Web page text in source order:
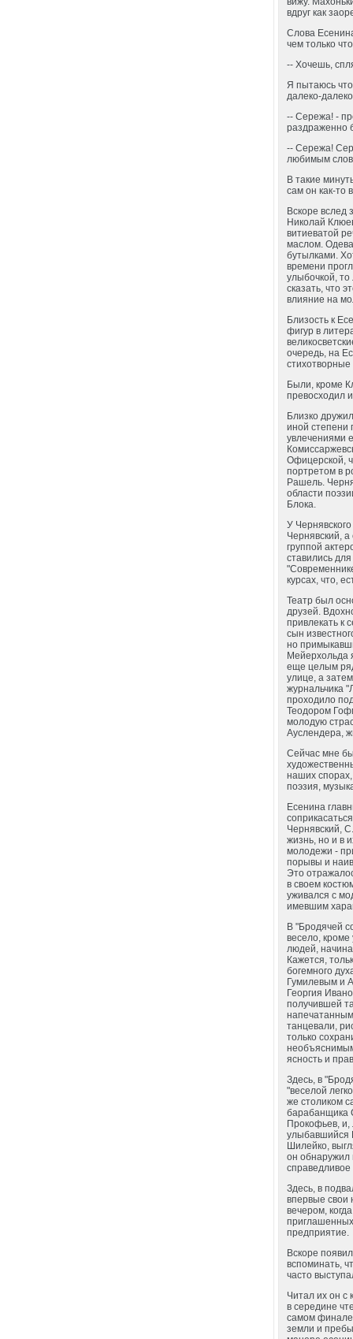
вдруг как
Слова
чем только
-- Хочешь,
Я пытаюсь
далеко-
-- Сережа! -
раздраженно
-- Сережа!
любимым
В такие
сам он как-то
Вскоре вслед
Николай
витиеватой
маслом.
бутылками.
времени
улыбочкой,
сказать, что
влияние на
Близость к
фигур в
очередь, на
Были, кроме
превосходил
Близко
иной степени
увлечениями
Офицерской,
портретом в
Рашель.
области
Блока.
У
Чернявский,
группой
ставились
курсах, что,
Театр был
друзей.
привлекать к
сын
но
Мейерхольда
еще целым
улице, а
журнальчика
проходило
Теодором
молодую
Ауслендера,
Сейчас мне
наших
поэзия,
Есенина
Чернявский,
жизнь, но и в
молодежи -
порывы и
Это
в своем
уживался с
имевшим
В "Бродячей
весело,
людей,
Кажется,
богемного
Гумилевым и
Георгия
получившей
танцевали,
только
ясность и
Здесь, в
"веселой
же столиком
барабанщика
Прокофьев, и,
улыбавшийся
Шилейко,
он обнаружил
справедливое
Здесь, в
впервые свои
вечером,
приглашенных
предприятие.
Вскоре
вспоминать,
часто
Читал их он с
в середине
самом финале
земли и